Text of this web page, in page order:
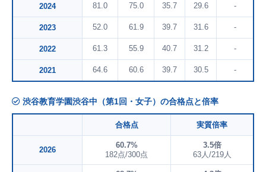
2024 81.0 75.0 35.7 29.6 -
2023 52.0 61.9 39.7 31.6 -
2022 61.3 55.9 40.7 31.2 -
2021 64.6 60.6 39.7 30.5 -
渋谷教育学園渋谷中（第1回・女子）の合格点と倍率
合格点 実質倍率
2026
60.7%
182点/300点
3.5倍
63人/219人